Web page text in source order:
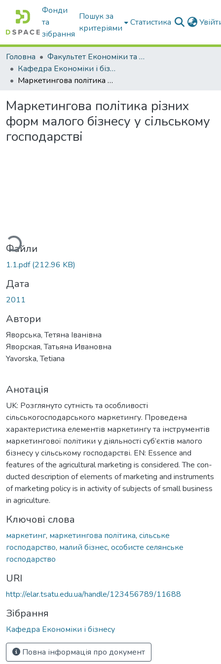
Фонди
та
зібрання
Пошук за
критеріями
Статистика
Головна
Факультет Економіки та бізнесу
Кафедра Економіки і бізнесу
Маркетингова політика різних форм малого бізнесу у сільському господарстві
Маркетингова політика різних
форм малого бізнесу у сільському
господарстві
Файли
1.1.pdf(212.96 KB)
Дата
2011
Автори
Яворська, Тетяна Іванівна
Яворская, Татьяна Ивановна
Yavorska, Tetiana
Анотація
UK: Розглянуто сутність та особливості
сільськогосподарського маркетингу. Проведена
характеристика елементів маркетингу та інструментів
маркетингової політики у діяльності суб’єктів малого
бізнесу у сільському господарстві. EN: Essence and
features of the agricultural marketing is considered. The con-
ducted description of elements of marketing and instruments
of marketing policy is in activity of subjects of small business
in agriculture.
Ключові слова
маркетинг, маркетингова політика, сільське
господарство, малий бізнес, особисте селянське
господарство
URI
http://elar.tsatu.edu.ua/handle/123456789/11688
Зібрання
Кафедра Економіки і бізнесу
Повна інформація про документ